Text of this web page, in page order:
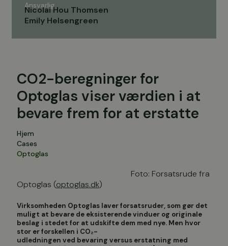
Ansvarlig
Nicolai Hou Thomsen
Emily Helsengreen
CO2-beregninger for
Optoglas viser værdien i at
bevare frem for at erstatte
Hjem
Cases
Optoglas
Foto: Forsatsrude fra
Optoglas (optoglas.dk)
Virksomheden Optoglas laverforsatsruder, som gør det
muligt at bevare de eksisterende vinduer og originale
beslag i stedet for at udskifte dem med nye. Men hvor
stor er forskellen i CO₂-
udledningen ved bevaring versus erstatning med